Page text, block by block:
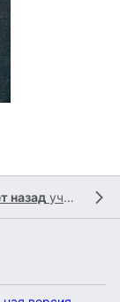
назад участником